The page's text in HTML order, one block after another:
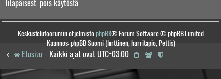
Tilapäisesti pois käytöstä
Keskustelufoorumin ohjelmistophpBB® Forum Software © phpBB Limited
Käännös: phpBB Suomi (lurttinen, harritapio, Pettis)
Etusivu Kaikki ajat ovat UTC+03:00